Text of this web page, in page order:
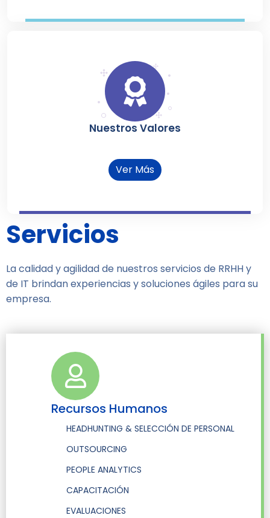
Nuestros Valores
Ver Más
Servicios
La calidad y agilidad de nuestros servicios de RRHH y
de IT brindan experiencias y soluciones ágiles para su
empresa.
Recursos Humanos
HEADHUNTING & SELECCIÓN DE PERSONAL
OUTSOURCING
PEOPLE ANALYTICS
CAPACITACIÓN
EVALUACIONES